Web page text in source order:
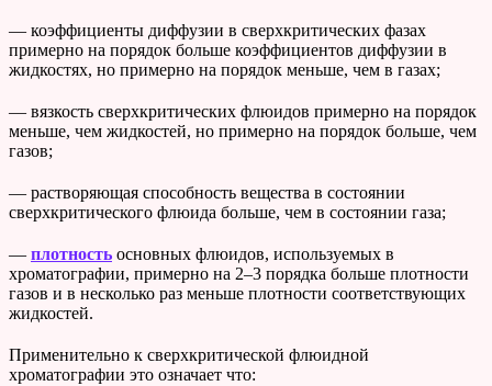
— коэффициенты диффузии в сверхкритических фазах
примерно на порядок больше коэффициентов диффузии в
жидкостях, но примерно на порядок меньше, чем в газах;
— вязкость сверхкритических флюидов примерно на порядок
меньше, чем жидкостей, но примерно на порядок больше, чем
газов;
— растворяющая способность вещества в состоянии
сверхкритического флюида больше, чем в состоянии газа;
— плотность основных флюидов, используемых в
хроматографии, примерно на 2–3 порядка больше плотности
газов и в несколько раз меньше плотности соответствующих
жидкостей.
Применительно к сверхкритической флюидной
хроматографии это означает что: